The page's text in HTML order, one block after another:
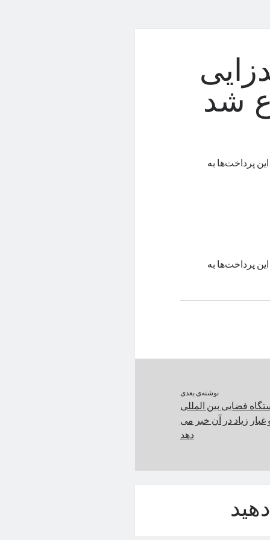
شد
پرداخت‌ها به
پرداخت‌ها به
نوشته‌ی بعدی
فضایی بین المللی
زیاد در آن خبر می
دهد